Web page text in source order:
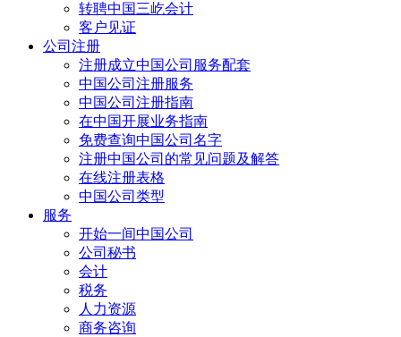
转聘中国三屹会计
客户见证
公司注册
注册成立中国公司服务配套
中国公司注册服务
中国公司注册指南
在中国开展业务指南
免费查询中国公司名字
注册中国公司的常见问题及解答
在线注册表格
中国公司类型
服务
开始一间中国公司
公司秘书
会计
税务
人力资源
商务咨询